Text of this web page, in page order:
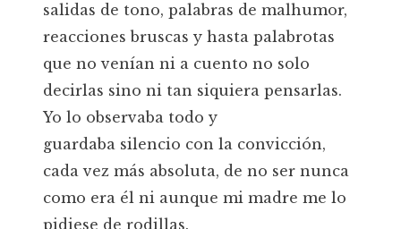
salidas de tono, palabras de malhumor,
reacciones bruscas y hasta palabrotas
que no venían ni a cuento no solo
decirlas sino ni tan siquiera pensarlas.
Yo lo observaba todo y
guardaba silencio con la convicción,
cada vez más absoluta, de no ser nunca
como era él ni aunque mi madre me lo
pidiese de rodillas.